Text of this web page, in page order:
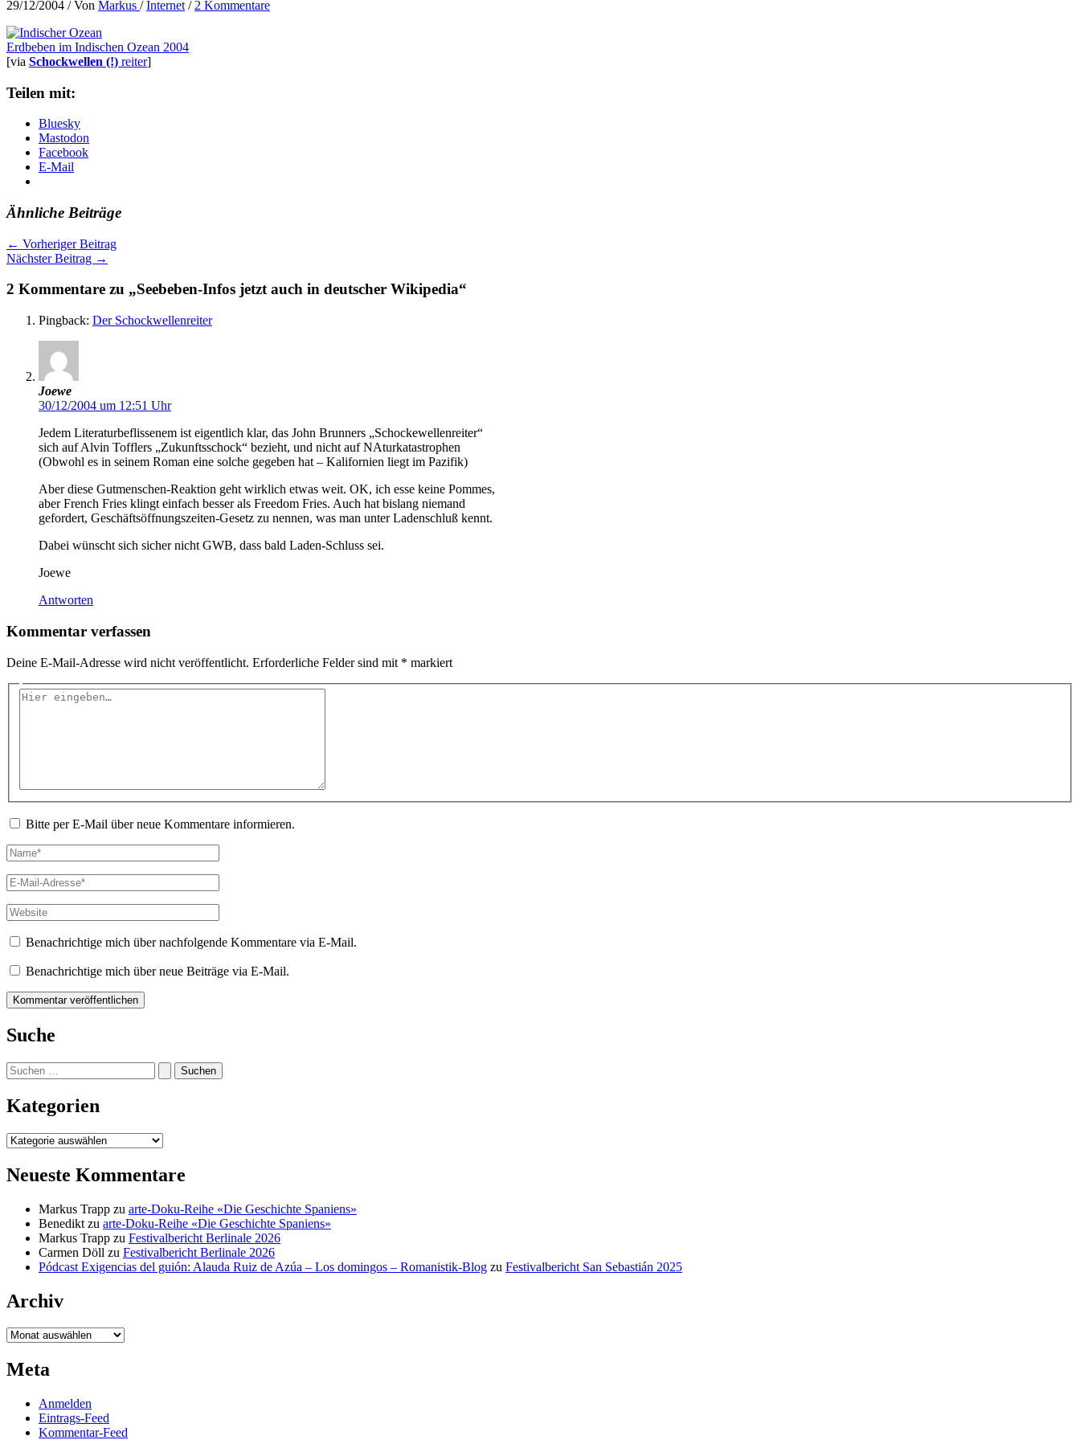
29/12/2004 / Von Markus /Internet / 2 Kommentare
Erdbeben im Indischen Ozean 2004
[via Schockwellen (!) reiter]
Teilen mit:
Bluesky
Mastodon
Facebook
E-Mail
Ähnliche Beiträge
← Vorheriger Beitrag
Nächster Beitrag →
2 Kommentare zu „Seebeben-Infos jetzt auch in deutscher Wikipedia“
Pingback: Der Schockwellenreiter
Joewe
30/12/2004 um 12:51 Uhr
Jedem Literaturbeflissenem ist eigentlich klar, das John Brunners „Schockewellenreiter“
sich auf Alvin Tofflers „Zukunftsschock“ bezieht, und nicht auf NAturkatastrophen
(Obwohl es in seinem Roman eine solche gegeben hat – Kalifornien liegt im Pazifik)
Aber diese Gutmenschen-Reaktion geht wirklich etwas weit. OK, ich esse keine Pommes,
aber French Fries klingt einfach besser als Freedom Fries. Auch hat bislang niemand
gefordert, Geschäftsöffnungszeiten-Gesetz zu nennen, was man unter Ladenschluß kennt.
Dabei wünscht sich sicher nicht GWB, dass bald Laden-Schluss sei.
Joewe
Antworten
Kommentar verfassen
Deine E-Mail-Adresse wird nicht veröffentlicht. Erforderliche Felder sind mit * markiert
Hier
Bitte per E-Mail über neue Kommentare informieren.
Name*
E-
Mail-
Adresse*
Website
Benachrichtige mich über nachfolgende Kommentare via E-Mail.
Benachrichtige mich über neue Beiträge via E-Mail.
Suche
Suchen
nach:
Kategorien
Kategorien
Neueste Kommentare
Markus Trapp zu arte-Doku-Reihe «Die Geschichte Spaniens»
Benedikt zu arte-Doku-Reihe «Die Geschichte Spaniens»
Markus Trapp zu Festivalbericht Berlinale 2026
Carmen Döll zu Festivalbericht Berlinale 2026
Pódcast Exigencias del guión: Alauda Ruiz de Azúa – Los domingos – Romanistik-Blog zu Festivalbericht San Sebastián 2025
Archiv
Archiv
Meta
Anmelden
Eintrags-Feed
Kommentar-Feed